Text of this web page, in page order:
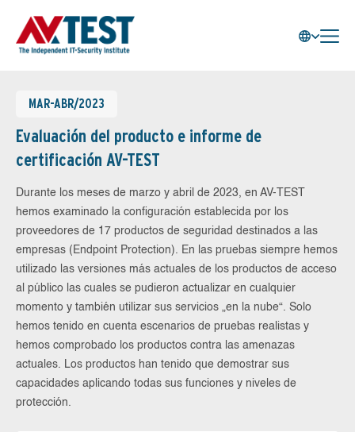
MAR-ABR/2023
Evaluación del producto e informe de
certificación AV-TEST
Durante los meses de marzo y abril de 2023, en AV-TEST
hemos examinado la configuración establecida por los
proveedores de 17 productos de seguridad destinados a las
empresas (Endpoint Protection). En las pruebas siempre hemos
utilizado las versiones más actuales de los productos de acceso
al público las cuales se pudieron actualizar en cualquier
momento y también utilizar sus servicios „en la nube“. Solo
hemos tenido en cuenta escenarios de pruebas realistas y
hemos comprobado los productos contra las amenazas
actuales. Los productos han tenido que demostrar sus
capacidades aplicando todas sus funciones y niveles de
protección.